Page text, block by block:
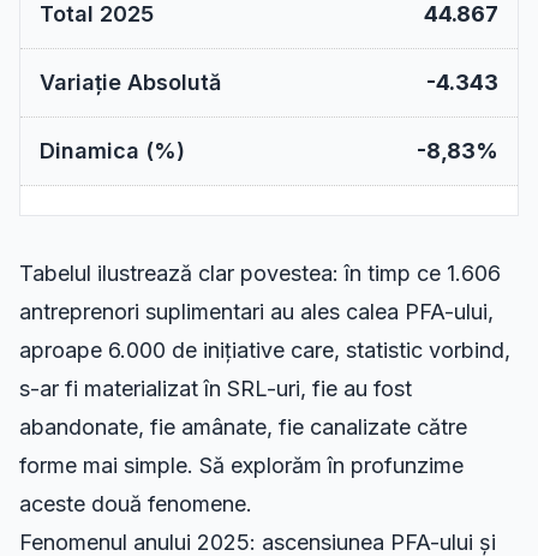
44.867
-4.343
-8,83%
Tabelul ilustrează clar povestea: în timp ce 1.606
antreprenori suplimentari au ales calea PFA-ului,
aproape 6.000 de inițiative care, statistic vorbind,
s-ar fi materializat în SRL-uri, fie au fost
abandonate, fie amânate, fie canalizate către
forme mai simple. Să explorăm în profunzime
aceste două fenomene.
Fenomenul anului 2025: ascensiunea PFA-ului și